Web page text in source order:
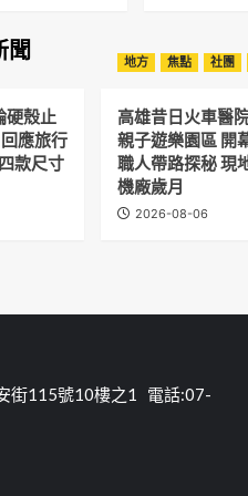
聞
硬殼止
應旅行
款尺寸
地方 焦點 社團
高雄昔日火車醫
親子遊樂園區 開
職人帶路探秘 現
機廠歲月
2026-08-06
街115號10樓之1 電話:07-